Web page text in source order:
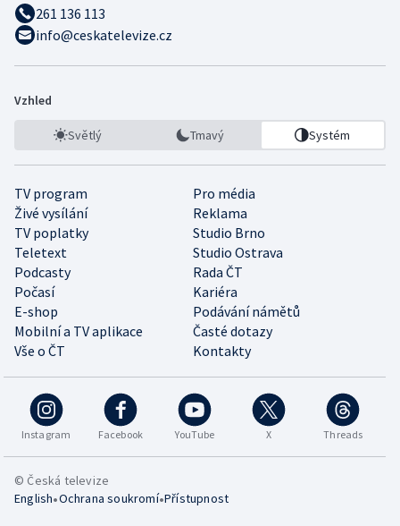
261 136 113
info@ceskatelevize.cz
Vzhled
Světlý Tmavý Systém
TV program
Pro média
Živé vysílání
Reklama
TV poplatky
Studio Brno
Teletext
Studio Ostrava
Podcasty
Rada ČT
Počasí
Kariéra
E-shop
Podávání námětů
Mobilní a TV aplikace
Časté dotazy
Vše o ČT
Kontakty
Instagram Facebook YouTube X Threads
© Česká televize
English•Ochrana soukromí•Přístupnost